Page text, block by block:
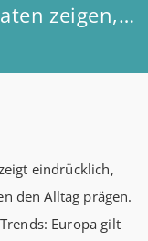
Hitzeatlas Deutschland: Daten zeigen, wo es am heißesten wird
eindrücklich,
den Alltag prägen.
Europa gilt